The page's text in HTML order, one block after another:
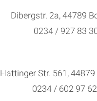
Dibergstr. 2a, 44789
0234 / 927 83
Hattinger Str. 561,
0234 / 602 97 62